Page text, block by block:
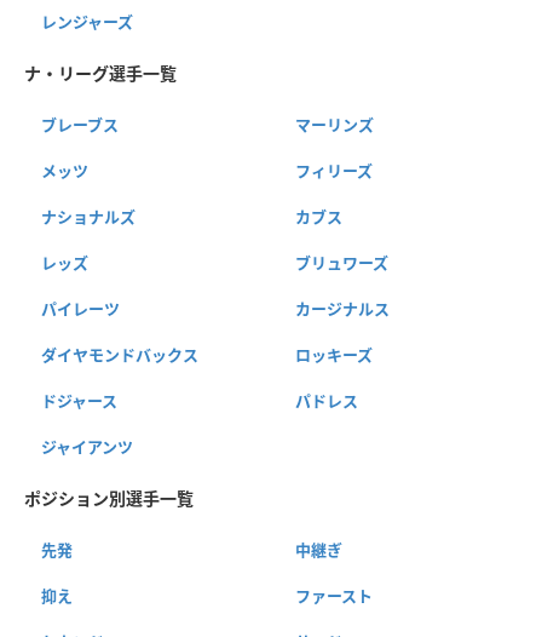
レンジャーズ
ナ・リーグ選手一覧
ブレーブス マーリンズ
メッツ フィリーズ
ナショナルズ カブス
レッズ ブリュワーズ
パイレーツ カージナルス
ダイヤモンドバックス ロッキーズ
ドジャース パドレス
ジャイアンツ
ポジション別選手一覧
先発 中継ぎ
抑え ファースト